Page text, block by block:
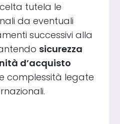
tutela le
da eventuali
successivi alla
sicurezza
d’acquisto
complessità legate